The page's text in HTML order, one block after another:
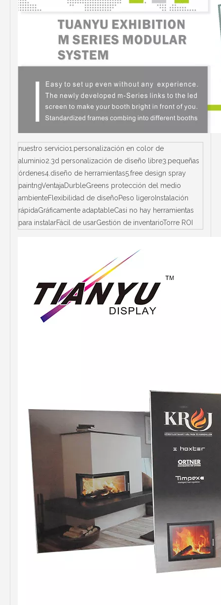
nuestro servicio1.personalización en color de
aluminio2.3d personalización de diseño libre3.pequeñas
órdenes4.diseño de herramientas5.free design spray
paintngVentajaDurbleGreens protección del medio
ambienteFlexibilidad de diseñoPeso ligeroInstalación
rápidaGráficamente adaptableCasi no hay herramientas
para instalarFácil de usarGestión de inventarioTorre ROI